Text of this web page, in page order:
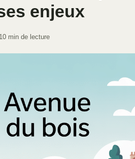
enjeux
10 min de lecture